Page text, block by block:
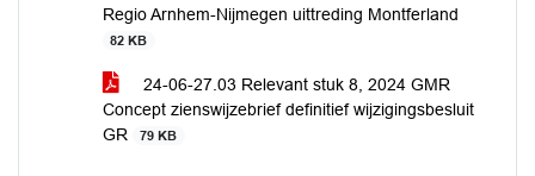
Regio Arnhem-Nijmegen uittreding Montferland
82 KB
24-06-27.03 Relevant stuk 8, 2024 GMR
Concept zienswijzebrief definitief wijzigingsbesluit
GR
79 KB